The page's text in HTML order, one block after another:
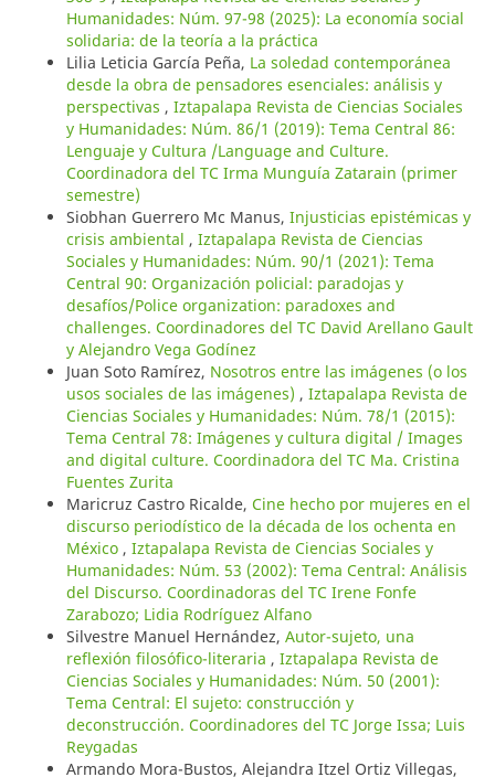
Humanidades: Núm. 97-98 (2025): La economía social
solidaria: de la teoría a la práctica
Lilia Leticia García Peña, La soledad contemporánea
desde la obra de pensadores esenciales: análisis y
perspectivas , Iztapalapa Revista de Ciencias Sociales
y Humanidades: Núm. 86/1 (2019): Tema Central 86:
Lenguaje y Cultura /Language and Culture.
Coordinadora del TC Irma Munguía Zatarain (primer
semestre)
Siobhan Guerrero Mc Manus, Injusticias epistémicas y
crisis ambiental , Iztapalapa Revista de Ciencias
Sociales y Humanidades: Núm. 90/1 (2021): Tema
Central 90: Organización policial: paradojas y
desafíos/Police organization: paradoxes and
challenges. Coordinadores del TC David Arellano Gault
y Alejandro Vega Godínez
Juan Soto Ramírez, Nosotros entre las imágenes (o los
usos sociales de las imágenes) , Iztapalapa Revista de
Ciencias Sociales y Humanidades: Núm. 78/1 (2015):
Tema Central 78: Imágenes y cultura digital / Images
and digital culture. Coordinadora del TC Ma. Cristina
Fuentes Zurita
Maricruz Castro Ricalde, Cine hecho por mujeres en el
discurso periodístico de la década de los ochenta en
México , Iztapalapa Revista de Ciencias Sociales y
Humanidades: Núm. 53 (2002): Tema Central: Análisis
del Discurso. Coordinadoras del TC Irene Fonfe
Zarabozo; Lidia Rodríguez Alfano
Silvestre Manuel Hernández, Autor-sujeto, una
reflexión filosófico-literaria , Iztapalapa Revista de
Ciencias Sociales y Humanidades: Núm. 50 (2001):
Tema Central: El sujeto: construcción y
deconstrucción. Coordinadores del TC Jorge Issa; Luis
Reygadas
Armando Mora-Bustos, Alejandra Itzel Ortiz Villegas,